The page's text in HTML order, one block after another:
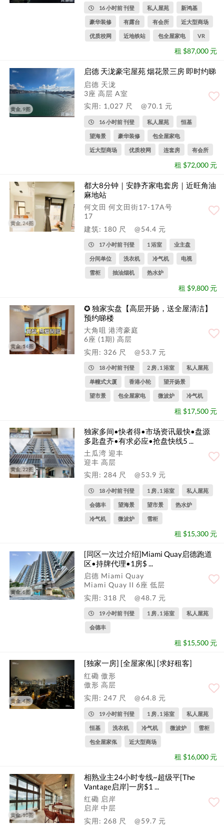
16 小时前 刊登 私人屋苑 新鸿基
豪华装修 有露台 有会所 近大型商场
优质校网 近地铁站 包全屋家电 VR
租 $87,000 元
黄金, 9图
启德 天泷豪宅屋苑 烟花景三房 即时约睇
启德 天泷
3座 高层 A室
实用: 1,027 尺
@70.1 元
16 小时前 刊登 私人屋苑 恒基
望海景 豪华装修 包全屋家电
近大型商场 优质校网 连套房 有会所
租 $72,000 元
黄金, 24图
都大8分钟｜安静齐家电套房｜近旺角油
麻地站
何文田 何文田街17-17A号
17
建筑: 180 尺
@54.4 元
17 小时前 刊登 1 浴室 业主盘
分间单位 洗衣机 冷气机 电视
雪柜 抽油烟机 热水炉
租 $9,800 元
黄金, 14图
✪ 独家实盘【高层开扬，送全屋清洁】
预约睇楼
大角咀 港湾豪庭
6座 (1期) 高层
实用: 326 尺
@53.7 元
18 小时前 刊登 2 房 , 1 浴室 私人屋苑
单幢式大厦 香港小轮 望开扬景
望市景 包全屋家电 微波炉 冷气机
租 $17,500 元
黄金, 22图
独家多间•快者得•市场资讯最快•盘源
多匙盘齐•有求必应•抢盘快线5 ...
土瓜湾 迎丰
迎丰 高层
实用: 284 尺
@53.9 元
18 小时前 刊登 1 房 , 1 浴室 私人屋苑
会德丰 望海景 望市景 热水炉
冷气机 微波炉 雪柜
租 $15,300 元
黄金, 6图
[同区一次过介绍]Miami Quay启德跑道
区•持牌代理•1房$ ...
启德 Miami Quay
Miami Quay II 6座 低层
实用: 318 尺
@48.7 元
19 小时前 刊登 1 房 , 1 浴室 私人屋苑
会德丰
租 $15,500 元
黄金, 4图
[独家一房] [全屋家俬] [求好租客]
红磡 傲形
傲形 高层
实用: 247 尺
@64.8 元
19 小时前 刊登 1 房 , 1 浴室 私人屋苑
恒基 洗衣机 冷气机 微波炉 雪柜
包全屋家俬 近大型商场
租 $16,000 元
黄金, 10图
相熟业主24小时专线~超级平[The
Vantage启岸]一房$1 ...
红磡 启岸
启岸 中层
实用: 268 尺
@59.7 元